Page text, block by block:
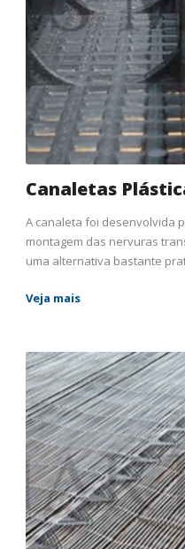
Canaletas
A canaleta foi desenvolvida
montagem das nervuras
uma alternativa bastante
Veja mais